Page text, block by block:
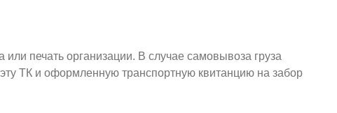
печать организации. В случае самовывоза груза
ТК и оформленную транспортную квитанцию на забор